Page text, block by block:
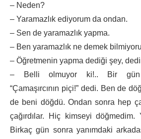
– Neden?
– Yaramazlık ediyorum da ondan.
– Sen de yaramazlık yapma.
– Ben yaramazlık ne demek
– Öğretmenin yapma dediği şey,
– Belli olmuyor ki!.. Bir gün
“Çamaşırcının piçi!” dedi. Ben de
de beni döğdü. Ondan sonra hep
çağırdılar. Hiç kimseyi döğmedim.
Birkaç gün sonra yanımdaki